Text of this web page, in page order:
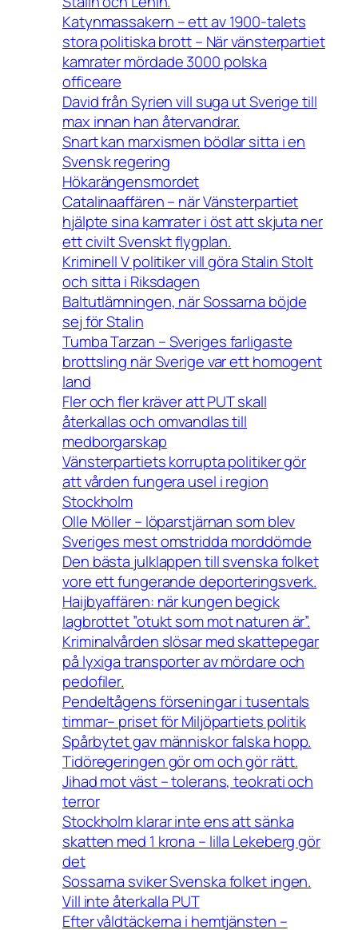
Katynmassakern – ett av 1900-talets
stora politiska brott – När vänsterpartiet
kamrater mördade 3000 polska
officeare
David från Syrien vill suga ut Sverige till
max innan han återvandrar.
Snart kan marxismen bödlar sitta i en
Svensk regering
Hökarängensmordet
Catalinaaffären – när Vänsterpartiet
hjälpte sina kamrater i öst att skjuta ner
ett civilt Svenskt flygplan.
Kriminell V politiker vill göra Stalin Stolt
och sitta i Riksdagen
Baltutlämningen, när Sossarna böjde
sej för Stalin
Tumba Tarzan – Sveriges farligaste
brottsling när Sverige var ett homogent
land
Fler och fler kräver att PUT skall
återkallas och omvandlas till
medborgarskap
Vänsterpartiets korrupta politiker gör
att vården fungera usel i region
Stockholm
Olle Möller – löparstjärnan som blev
Sveriges mest omstridda morddömde
Den bästa julklappen till svenska folket
vore ett fungerande deporteringsverk.
Haijbyaffären: när kungen begick
lagbrottet ”otukt som mot naturen är”.
Kriminalvården slösar med skattepegar
på lyxiga transporter av mördare och
pedofiler.
Pendeltågens förseningar i tusentals
timmar– priset för Miljöpartiets politik
Spårbytet gav människor falska hopp.
Tidöregeringen gör om och gör rätt.
Jihad mot väst – tolerans, teokrati och
terror
Stockholm klarar inte ens att sänka
skatten med 1 krona – lilla Lekeberg gör
det
Sossarna sviker Svenska folket ingen.
Vill inte återkalla PUT
Efter våldtäckerna i hemtjänsten –